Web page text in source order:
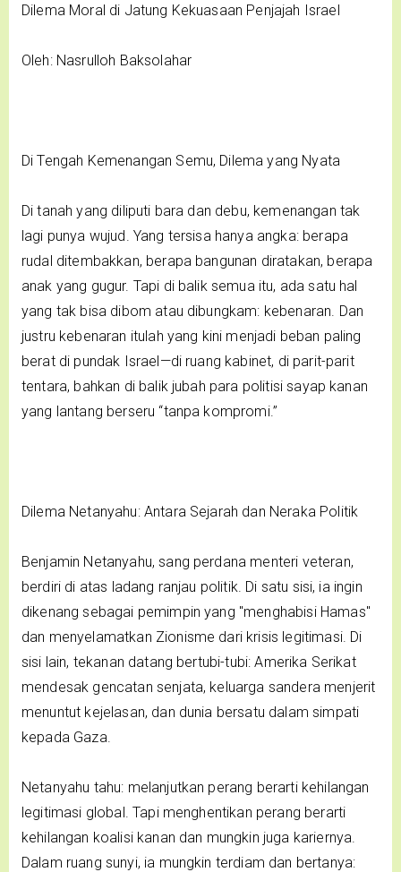
Dilema Moral di Jatung Kekuasaan Penjajah Israel
Oleh: Nasrulloh Baksolahar
Di Tengah Kemenangan Semu, Dilema yang Nyata
Di tanah yang diliputi bara dan debu, kemenangan tak
lagi punya wujud. Yang tersisa hanya angka: berapa
rudal ditembakkan, berapa bangunan diratakan, berapa
anak yang gugur. Tapi di balik semua itu, ada satu hal
yang tak bisa dibom atau dibungkam: kebenaran. Dan
justru kebenaran itulah yang kini menjadi beban paling
berat di pundak Israel—di ruang kabinet, di parit-parit
tentara, bahkan di balik jubah para politisi sayap kanan
yang lantang berseru “tanpa kompromi.”
Dilema Netanyahu: Antara Sejarah dan Neraka Politik
Benjamin Netanyahu, sang perdana menteri veteran,
berdiri di atas ladang ranjau politik. Di satu sisi, ia ingin
dikenang sebagai pemimpin yang "menghabisi Hamas"
dan menyelamatkan Zionisme dari krisis legitimasi. Di
sisi lain, tekanan datang bertubi-tubi: Amerika Serikat
mendesak gencatan senjata, keluarga sandera menjerit
menuntut kejelasan, dan dunia bersatu dalam simpati
kepada Gaza.
Netanyahu tahu: melanjutkan perang berarti kehilangan
legitimasi global. Tapi menghentikan perang berarti
kehilangan koalisi kanan dan mungkin juga kariernya.
Dalam ruang sunyi, ia mungkin terdiam dan bertanya: